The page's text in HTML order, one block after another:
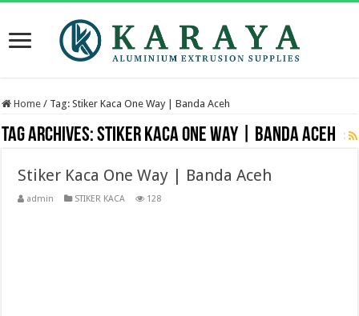
Home / Tag:Stiker Kaca One Way | Banda Aceh
Tag Archives:Stiker Kaca One Way | Banda Aceh
Stiker Kaca One Way | Banda Aceh
admin STIKER KACA 128